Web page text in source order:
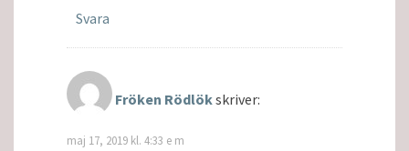
Svara
Fröken Rödlökskriver:
maj 17, 2019 kl. 4:33 e m